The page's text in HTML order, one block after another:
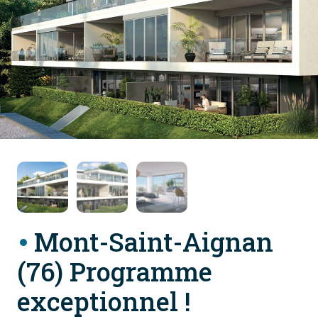
Mont-Saint-Aignan
(76) Programme
exceptionnel !